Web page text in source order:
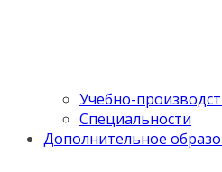
Учебно-
Специальности
Дополнительное